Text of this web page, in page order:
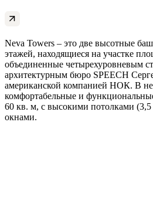
Neva Towers – это две высотные
этажей, находящиеся на участке
объединенные четырехуровневым
архитектурным бюро SPEECH
американской компанией НОК. В
комфортабельные и
60 кв. м, с высокими потолками
окнами.